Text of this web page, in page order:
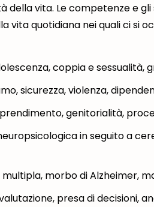
della vita. Le competenze e
vita quotidiana nei quali ci si
coppia e sessualità,
sicurezza, violenza,
genitorialità,
in seguito a
morbo di Alzheimer,
presa di decisioni,